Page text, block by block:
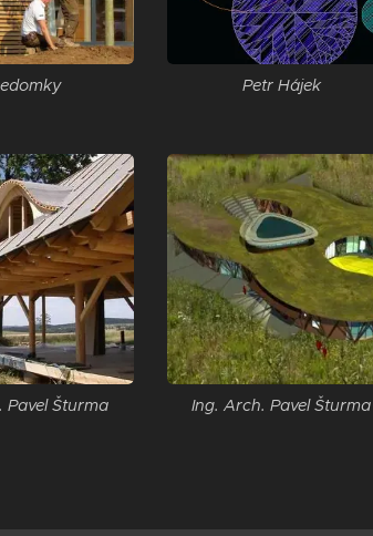
Petr Hájek
Pavel Šturma Ing. Arch. Pavel Šturma